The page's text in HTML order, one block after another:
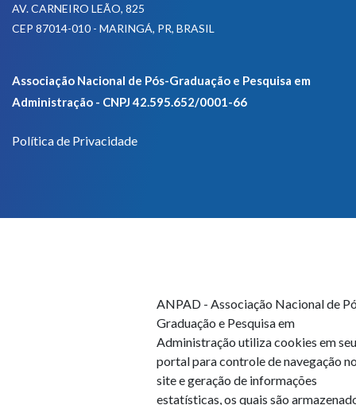
AV. CARNEIRO LEÃO, 825
CEP 87014-010 - MARINGÁ, PR, BRASIL
Associação Nacional de Pós-Graduação e Pesquisa em
Administração - CNPJ 42.595.652/0001-66
Política de Privacidade
ANPAD - Associação Nacional de
Graduação e Pesquisa em
Administração utiliza cookies em seu
portal para controle de navegação
site e geração de informações
estatísticas, os quais são